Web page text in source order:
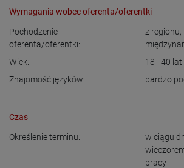
Wymagania wobec oferenta/oferentki
Pochodzenie
oferenta/oferentki:
z regionu,
Wiek:
18 - 40 lat
Znajomość języków:
bardzo
Czas
Określenie terminu: w ciągu
pracy